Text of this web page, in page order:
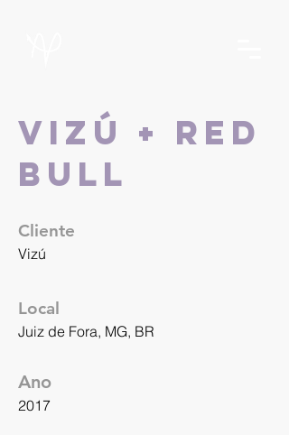
VIZÚ + RED
BULL
Cliente
Vizú
Local
Juiz de Fora, MG, BR
Ano
2017